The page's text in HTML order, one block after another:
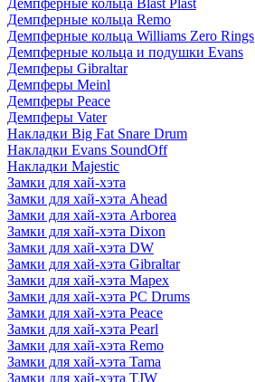
Демпферные кольца Blast Plast
Демпферные кольца Remo
Демпферные кольца Williams Zero Rings
Демпферные кольца и подушки Evans
Демпферы Gibraltar
Демпферы Meinl
Демпферы Peace
Демпферы Vater
Накладки Big Fat Snare Drum
Накладки Evans SoundOff
Накладки Majestic
Замки для хай-хэта
Замки для хай-хэта Ahead
Замки для хай-хэта Arborea
Замки для хай-хэта Dixon
Замки для хай-хэта DW
Замки для хай-хэта Gibraltar
Замки для хай-хэта Mapex
Замки для хай-хэта PC Drums
Замки для хай-хэта Peace
Замки для хай-хэта Pearl
Замки для хай-хэта Remo
Замки для хай-хэта Tama
Замки для хай-хэта TJW